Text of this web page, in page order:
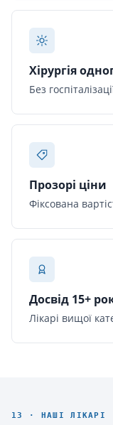
Хірургія
Без
Прозорі ціни
Фіксована
Досвід 15+
Лікарі вищої
13 · НАШІ ЛІКАРІ